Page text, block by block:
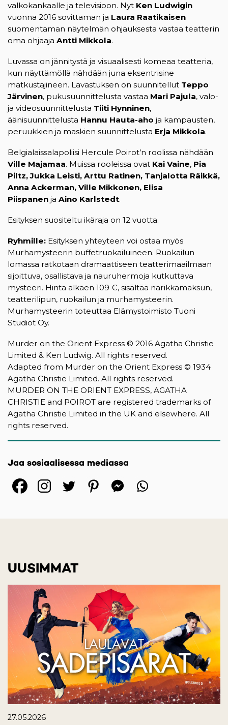
valkokankaalle ja televisioon. Nyt Ken Ludwigin
vuonna 2016 sovittaman ja Laura Raatikaisen
suomentaman näytelmän ohjauksesta vastaa teatterin
oma ohjaaja Antti Mikkola.
Luvassa on jännitystä ja visuaalisesti komeaa teatteria,
kun näyttämöllä nähdään juna eksentrisine
matkustajineen. Lavastuksen on suunnitellut Teppo
Järvinen, pukusuunnittelusta vastaa Mari Pajula, valo-
ja videosuunnittelusta Tiiti Hynninen,
äänisuunnittelusta Hannu Hauta-aho ja kampausten,
peruukkien ja maskien suunnittelusta Erja Mikkola.
Belgialaissalapoliisi Hercule Poirot’n roolissa nähdään
Ville Majamaa. Muissa rooleissa ovat Kai Vaine, Pia
Piltz, Jukka Leisti, Arttu Ratinen, Tanjalotta Räikkä,
Anna Ackerman, Ville Mikkonen, Elisa
Piispanen ja Aino Karlstedt.
Esityksen suositeltu ikäraja on 12 vuotta.
Ryhmille: Esityksen yhteyteen voi ostaa myös
Murhamysteerin buffetruokailuineen. Ruokailun
lomassa ratkotaan dramaattiseen teatterimaailmaan
sijoittuva, osallistava ja nauruhermoja kutkuttava
mysteeri. Hinta alkaen 109 €, sisältää narikkamaksun,
teatterilipun, ruokailun ja murhamysteerin.
Murhamysteerin toteuttaa Elämystoimisto Tuoni
Studiot Oy.
Murder on the Orient Express © 2016 Agatha Christie
Limited & Ken Ludwig. All rights reserved.
Adapted from Murder on the Orient Express © 1934
Agatha Christie Limited. All rights reserved.
MURDER ON THE ORIENT EXPRESS, AGATHA
CHRISTIE and POIROT are registered trademarks of
Agatha Christie Limited in the UK and elsewhere. All
rights reserved.
Jaa sosiaalisessa mediassa
(opens in a new tab)
(opens in a new tab)
(opens in a new
(opens in a
UUSIMMAT
27.05.2026